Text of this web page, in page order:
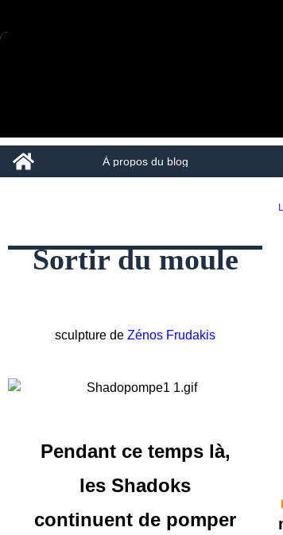
Home
À propos du blog
Sortir du moule
sculpture de Zénos Frudakis
Pendant ce temps là,
les Shadoks
continuent de pomper